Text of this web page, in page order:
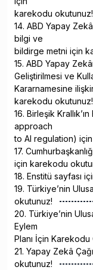
karekodu okutunuz!
14. ABD Yapay Zekâ
bilgi ve
bildirge metni için
15. ABD Yapay
Geliştirilmesi ve
Kararnamesine
karekodu okutunuz!
16. Birleşik
approach
to AI regulation)
17.
için karekodu
18. Enstitü sayfası
19. Türkiye’nin
okutunuz!
20. Türkiye’nin
Eylem
Planı İçin Karekodu
21. Yapay Zekâ
okutunuz!